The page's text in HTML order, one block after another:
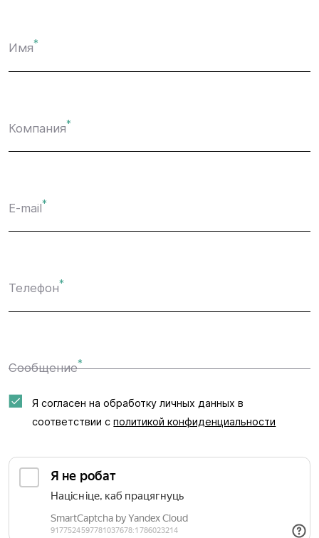
Имя*
Компания*
E-mail*
Телефон*
Сообщение*
Я согласен на обработку личных данных в
соответствии сполитикой конфиденциальности